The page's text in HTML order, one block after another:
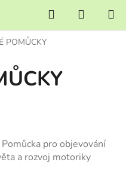
Hledat
KOŠÍK
POMŮCKY
Pomůcka pro objevování
a rozvoj motoriky